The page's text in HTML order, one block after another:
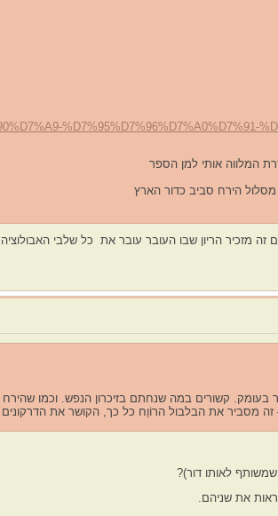
%D7%95%D7%96%D7%A0%D7%91-
המלווה אותי למן הספר
מסלול הירח סביב כדור הארץ
מזכיר הריון שבו העובר עובר את כל שלבי
קשורים במה שנחתם בזיכרון הנפש. וכמו שהירח
זה מסביר את הבלבול הרוֹוֵח כל כך, הקושר את